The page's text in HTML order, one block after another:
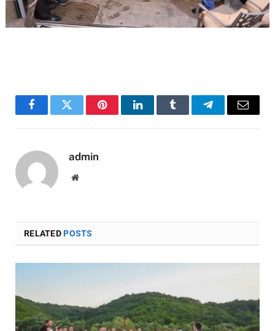
FacebookTwitter PinterestLinkedInTumblr TelegramEmail
admin
Website
RELATEDPOSTS